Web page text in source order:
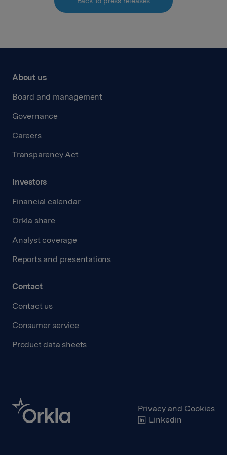
About us
Board and management
Governance
Careers
Transparency Act
Investors
Financial calendar
Orkla share
Analyst coverage
Reports and presentations
Contact
Contact us
Consumer service
Product data sheets
Privacy and Cookies
Linkedin